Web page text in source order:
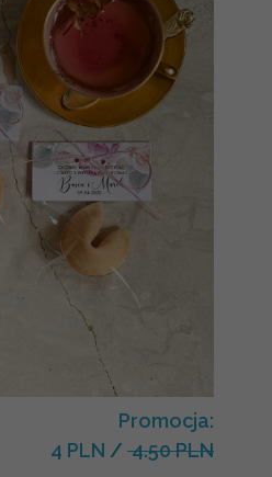
Promocja:
4 PLN / 4.50 PLN